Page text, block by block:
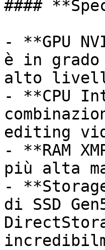
####
- **GPU
è in
alto
- **CPU
editing
- **RAM
più alta
-
di SSD